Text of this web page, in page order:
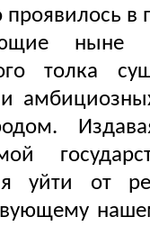
проявилось в
ныне
толка
и
уйти от